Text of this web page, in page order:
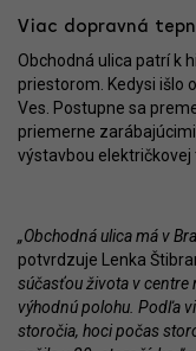
Viac dopravná
Obchodná ulica patrí k
priestorom. Kedysi išlo
Ves. Postupne sa
priemerne
výstavbou električkovej
„Obchodná ulica má v
potvrdzuje Lenka
súčasťou života v centre
výhodnú polohu. Podľa
storočia, hoci počas